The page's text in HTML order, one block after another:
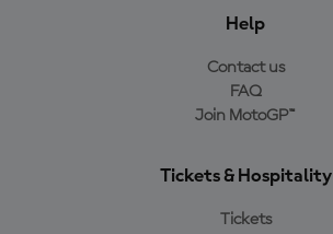
Help
Contact us
FAQ
Join MotoGP™
Tickets & Hospitality
Tickets